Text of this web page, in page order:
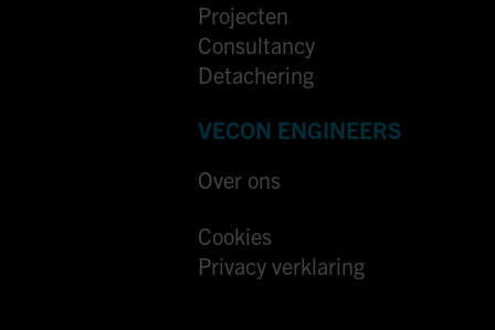
Projecten
Consultancy
Detachering
VECON ENGINEERS
Over ons
Cookies
Privacy verklaring